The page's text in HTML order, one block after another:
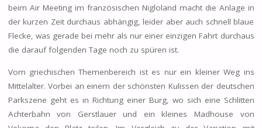
beim Air Meeting im französischen Nigloland macht die Anlage in
der kurzen Zeit durchaus abhängig, leider aber auch schnell blaue
Flecke, was gerade bei mehr als nur einer einzigen Fahrt durchaus
die darauf folgenden Tage noch zu spüren ist.
Vom griechischen Themenbereich ist es nur ein kleiner Weg ins
Mittelalter. Vorbei an einem der schönsten Kulissen der deutschen
Parkszene geht es in Richtung einer Burg, wo sich eine Schlitten
Achterbahn von Gerstlauer und ein kleines Madhouse von